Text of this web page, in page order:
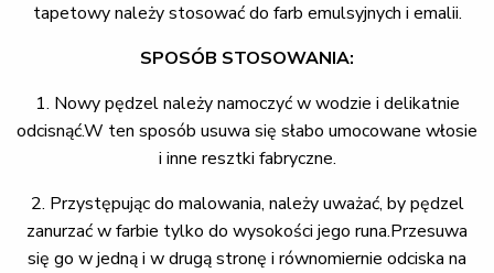
tapetowy należy stosować do farb emulsyjnych i emalii.
SPOSÓB STOSOWANIA:
1. Nowy pędzel należy namoczyć w wodzie i delikatnie
odcisnąć.W ten sposób usuwa się słabo umocowane włosie
i inne resztki fabryczne.
2. Przystępując do malowania, należy uważać, by pędzel
zanurzać w farbie tylko do wysokości jego runa.Przesuwa
się go w jedną i w drugą stronę i równomiernie odciska na